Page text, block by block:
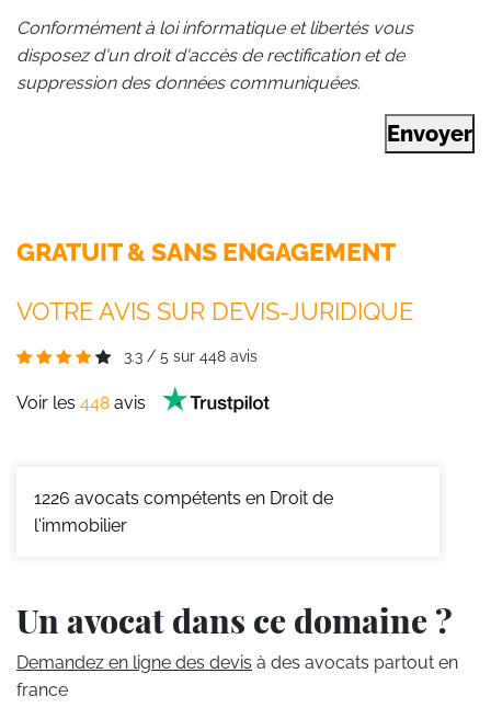
Conformément à loi informatique et libertés vous
disposez d'un droit d'accès de rectification et de
suppression des données communiquées.
Envoyer
GRATUIT & SANS ENGAGEMENT
VOTRE AVIS SUR DEVIS-JURIDIQUE
3.3 / 5 sur 448 avis
Voir les 448 avis
1226 avocats compétents en Droit de
l'immobilier
Un avocat dans ce domaine ?
Demandez en ligne des devis à des avocats partout en
france